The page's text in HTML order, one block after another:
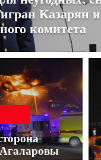
Казарян
комитета